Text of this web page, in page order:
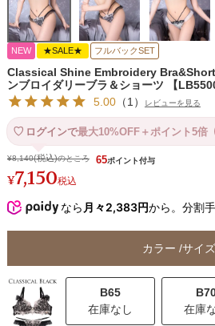
NEW ★SALE★ フルバックSET
Classical Shine Embroidery
ンブロイダリーブラ＆ショーツ 【LB5500
5.00（1 ） レビューを見る
ログインで最大10%OFF＋ポイント5倍
¥8,140 のところ
¥7,150税込
65
なら 月々2,383円から。分割
カラー サイズ
B65
在庫なし
在庫